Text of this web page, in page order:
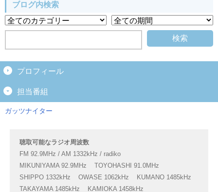
ブログ内検索
プロフィール
担当番組
ガッツナイター
聴取可能なラジオ周波数
FM 92.9MHz / AM 1332kHz / radiko
MIKUNIYAMA 92.9MHz
TOYOHASHI 91.0MHz
SHIPPO 1332kHz
OWASE 1062kHz
KUMANO 1485kHz
TAKAYAMA 1485kHz
KAMIOKA 1458kHz